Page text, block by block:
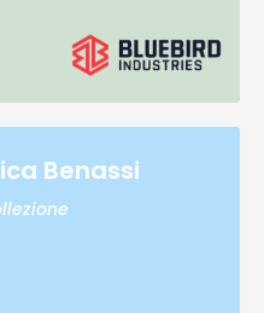
Benassi